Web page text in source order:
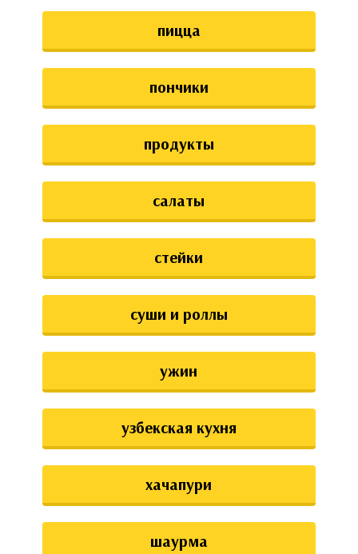
пицца
пончики
продукты
салаты
стейки
суши и роллы
ужин
узбекская кухня
хачапури
шаурма